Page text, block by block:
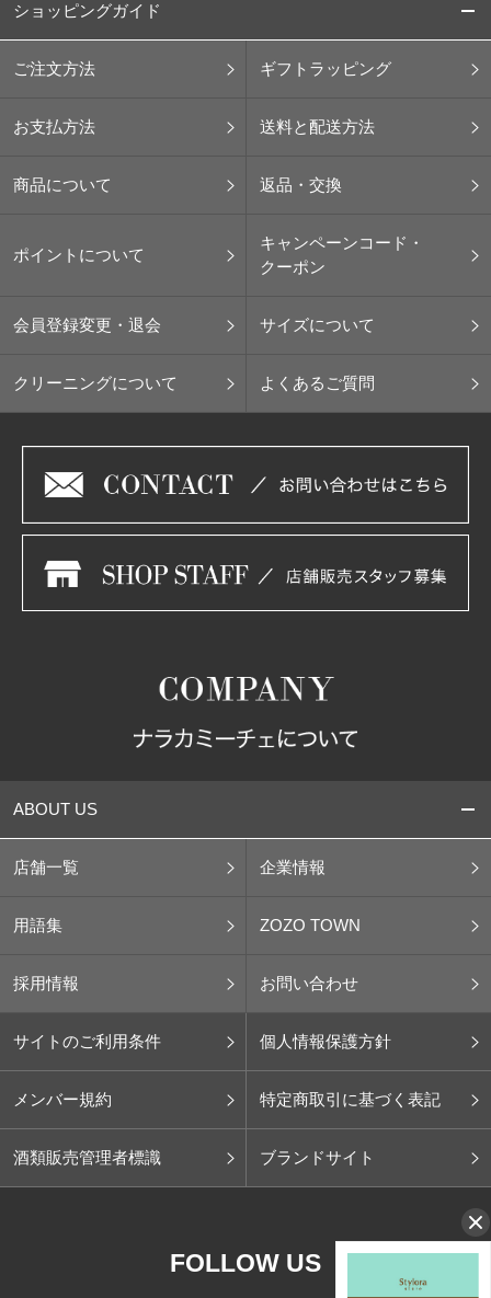
ショッピングガイド
ご注文方法 ギフトラッピング
お支払方法 送料と配送方法
商品について 返品・交換
ポイントについて
キャンペーンコード・
クーポン
会員登録変更・退会 サイズについて
クリーニングについて よくあるご質問
ABOUT US
店舗一覧 企業情報
用語集 ZOZO TOWN
採用情報 お問い合わせ
サイトのご利用条件 個人情報保護方針
メンバー規約 特定商取引に基づく表記
酒類販売管理者標識 ブランドサイト
FOLLOW US